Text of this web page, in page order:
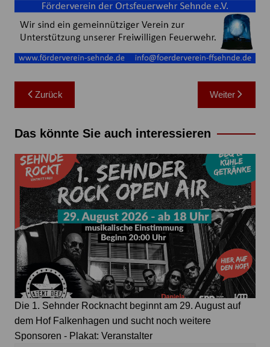
Beitragsnavigation
Zurück Weiter
Das könnte Sie auch interessieren
Die 1. Sehnder Rocknacht beginnt am 29. August auf
dem Hof Falkenhagen und sucht noch weitere
Sponsoren - Plakat: Veranstalter